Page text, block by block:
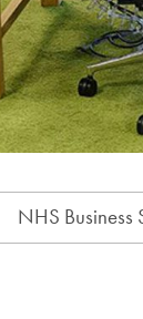
NHS Business